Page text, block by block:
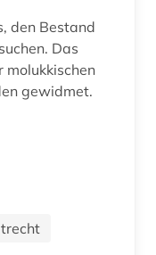
den Bestand
Das
molukkischen
gewidmet.